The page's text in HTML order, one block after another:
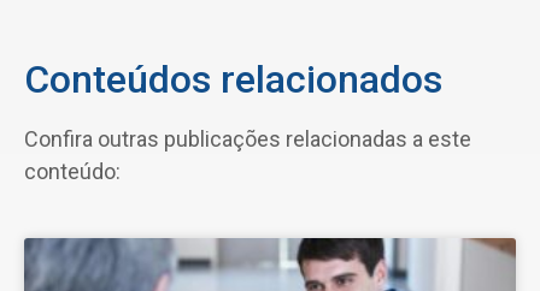
Conteúdos relacionados
Confira outras publicações relacionadas a este
conteúdo: